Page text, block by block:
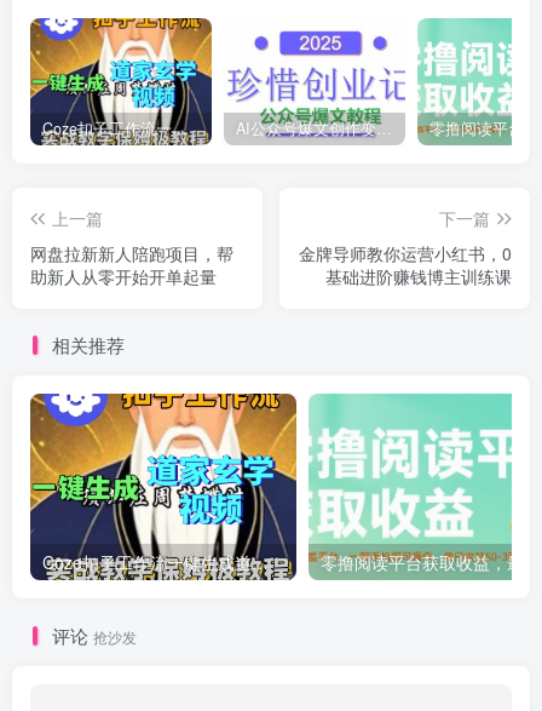
Coze扣子工作流一键生成道家玄学短视频，实战保姆级教程 AI公众号爆文创作变现，2025公众号爆文教程(包含指令)
上一篇
网盘拉新新人陪跑项目，帮
助新人从零开始开单起量
下一篇
金牌导师教你运营小红书，0
基础进阶赚钱博主训练课
相关推荐
Coze扣子工作流一键生成道家玄学短视频，实战保姆级教程
评论 抢沙发